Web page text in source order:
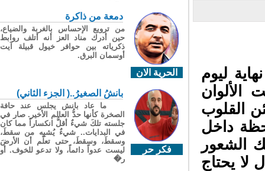
ليوم
القلوب
داخل
الشعور
يحتاج
الحرية الان
دمعة من ذاكرة
من ترويع الإحساس بالغربة والضياع،
حين أدرك مناد العز أنه أتلف روابط
ذكرياته بين حوافر خيول قبيلة آيت
أوسمان البرق.
فكر حر
بانشُ الصغيرُ..( الجزء الثاني)
ما عاد بانش يجلس عند حافة
الصخرة كأنها حدُّ العالم الأخير. صار في
جلسته تلكَ شيءٌ أقلُّ انكساراً مما كان
في البدايات.. شيءٌ يُشبِه من سقطَ،
وسقطَ، وسقطَ، حتى تعلّم أن الأرضَ
ليست عدواً دائماً، ولا تدعو للخوف. أو
ر�